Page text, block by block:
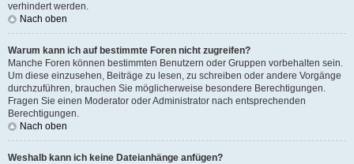
verhindert werden.
Nach oben
Warum kann ich auf bestimmte Foren nicht zugreifen?
Manche Foren können bestimmten Benutzern oder Gruppen vorbehalten sein.
Um diese einzusehen, Beiträge zu lesen, zu schreiben oder andere Vorgänge
durchzuführen, brauchen Sie möglicherweise besondere Berechtigungen.
Fragen Sie einen Moderator oder Administrator nach entsprechenden
Berechtigungen.
Nach oben
Weshalb kann ich keine Dateianhänge anfügen?